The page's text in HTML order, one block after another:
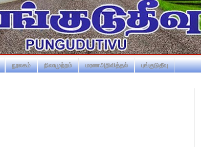
நூலகம் நிலாமுற்றம் மரணஅறிவித்தல் புங்குடுதீவு